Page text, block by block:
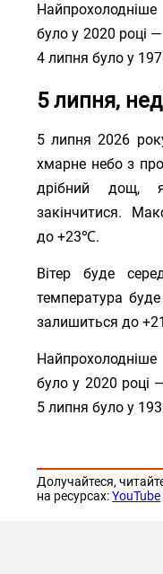
було у 2020 році
4 липня було у
5 липня,
5 липня 2026
хмарне небо з
дрібний дощ,
закінчитися.
до +23℃.
Вітер буде
температура
залишиться до
було у 2020
5 липня було у
Долучайтеся,
на ресурсах:YouTube